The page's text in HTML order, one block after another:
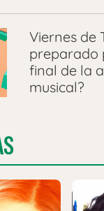
Viernes de
preparado
final de la
musical?